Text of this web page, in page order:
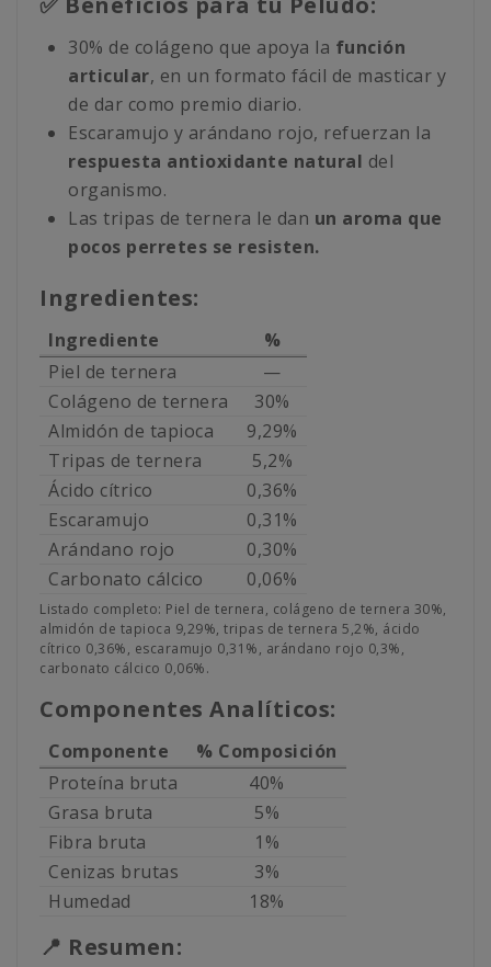
30% de colágeno que apoya la función
articular, en un formato fácil de masticar y
de dar como premio diario.
Escaramujo y arándano rojo, refuerzan la
respuesta antioxidante natural del
organismo.
Las tripas de ternera le dan un aroma que
pocos perretes se resisten.
Ingredientes:
Ingrediente
%
Piel de ternera
—
Colágeno de ternera
30%
Almidón de tapioca
9,29%
Tripas de ternera
5,2%
Ácido cítrico
0,36%
Escaramujo
0,31%
Arándano rojo
0,30%
Carbonato cálcico
0,06%
Listado completo: Piel de ternera, colágeno de ternera 30%,
almidón de tapioca 9,29%, tripas de ternera 5,2%, ácido
cítrico 0,36%, escaramujo 0,31%, arándano rojo 0,3%,
carbonato cálcico 0,06%.
Componentes Analíticos:
Componente
% Composición
Proteína bruta
40%
Grasa bruta
5%
Fibra bruta
1%
Cenizas brutas
3%
Humedad
18%
📍 Resumen: